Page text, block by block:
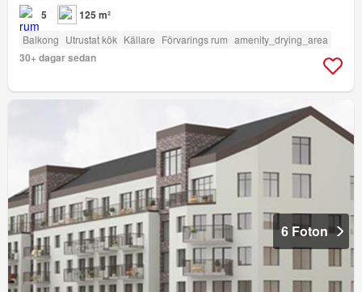
5 125 m²
Balkong Utrustat kök Källare Förvarings rum amenity_drying_area
30+ dagar sedan
6 Foton